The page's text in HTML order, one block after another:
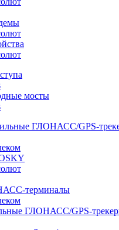
мосты
ГЛОНАСС/GPS-
терминалы
ГЛОНАСС/GPS-